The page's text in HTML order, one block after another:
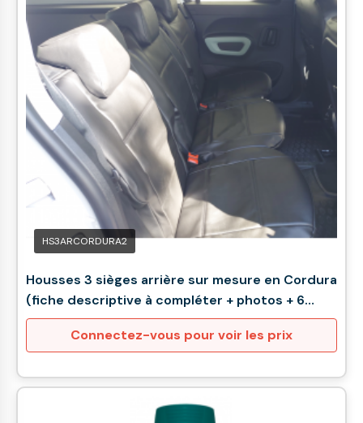
HS3ARCORDURA2
Housses 3 sièges arrière sur mesure en Cordura
(fiche descriptive à compléter + photos + 6
semaines de délai)
Connectez-vous pour voir les prix